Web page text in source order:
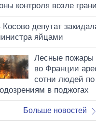
контроля возле
Косово депутат
яйцами
Лесные пожары
во Франции
сотни людей по
в поджогах
Больше новостей